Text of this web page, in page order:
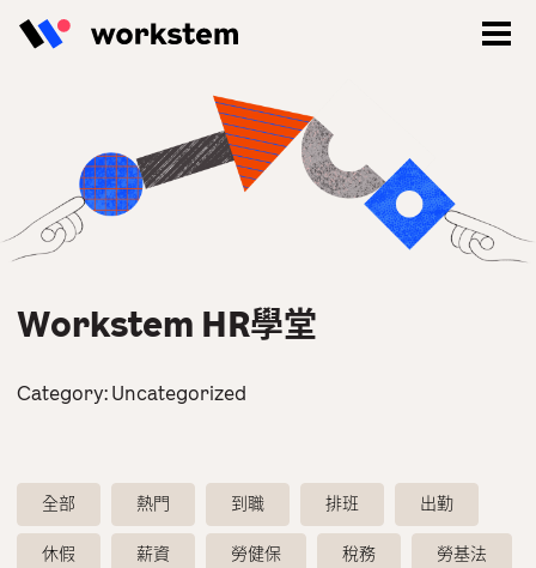
立即註冊
聯絡我們
Workstem HR學堂
Category:Uncategorized
全部 熱門 到職 排班 出勤
休假 薪資 勞健保 稅務 勞基法